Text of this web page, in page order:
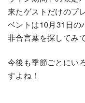
来たゲストだけのプ
ベントは10月31日の
非合言葉を探してみ
今後も季節ごとにい
すよね！